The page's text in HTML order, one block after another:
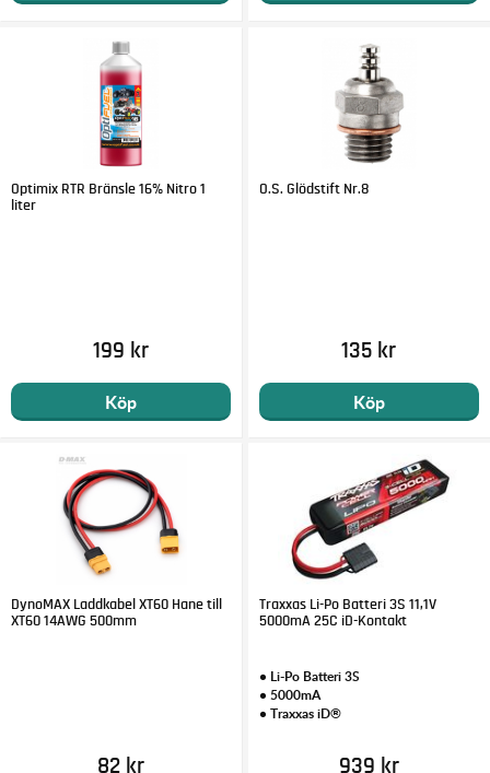
Optimix RTR Bränsle 16% Nitro 1
liter
199 kr
Köp
O.S. Glödstift Nr.8
135 kr
Köp
DynoMAX Laddkabel XT60 Hane till
XT60 14AWG 500mm
82 kr
Traxxas Li-Po Batteri 3S 11,1V
5000mA 25C iD-Kontakt
• Li-Po Batteri 3S
• 5000mA
• Traxxas iD®
939 kr